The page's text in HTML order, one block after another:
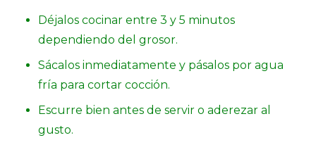
Déjalos cocinar entre 3 y 5 minutos
dependiendo del grosor.
Sácalos inmediatamente y pásalos por agua
fría para cortar cocción.
Escurre bien antes de servir o aderezar al
gusto.